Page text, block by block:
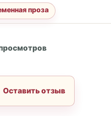
проза
Оставить отзыв